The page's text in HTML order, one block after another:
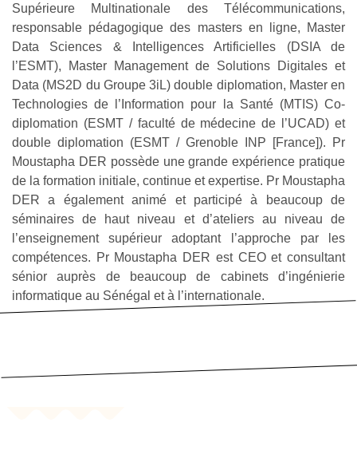
Supérieure Multinationale des Télécommunications,
responsable pédagogique des masters en ligne, Master
Data Sciences & Intelligences Artificielles (DSIA de
l’ESMT), Master Management de Solutions Digitales et
Data (MS2D du Groupe 3iL) double diplomation, Master en
Technologies de l’Information pour la Santé (MTIS) Co-
diplomation (ESMT / faculté de médecine de l’UCAD) et
double diplomation (ESMT / Grenoble INP [France]). Pr
Moustapha DER possède une grande expérience pratique
de la formation initiale, continue et expertise. Pr Moustapha
DER a également animé et participé à beaucoup de
séminaires de haut niveau et d’ateliers au niveau de
l’enseignement supérieur adoptant l’approche par les
compétences. Pr Moustapha DER est CEO et consultant
sénior auprès de beaucoup de cabinets d’ingénierie
informatique au Sénégal et à l’internationale.